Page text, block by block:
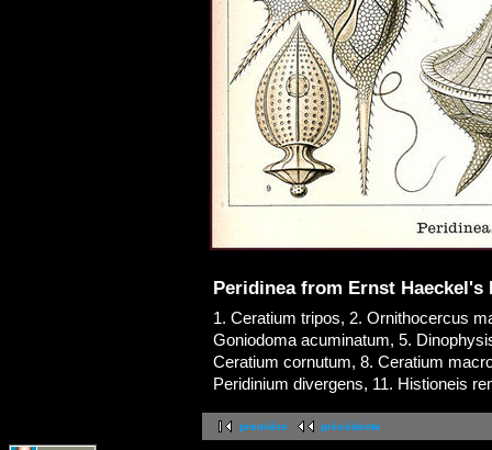
Peridinea from Ernst
1. Ceratium tripos, 2. Ornithocercus
Goniodoma acuminatum, 5.
Ceratium cornutum, 8. Ceratium
Peridinium divergens, 11. Histioneis
première précédente